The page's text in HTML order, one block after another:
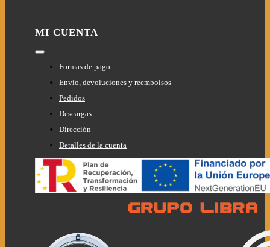
MI CUENTA
Toggle
NavigationFormas de pago
Envío, devoluciones y reembolsos
Pedidos
Descargas
Dirección
Detalles de la cuenta